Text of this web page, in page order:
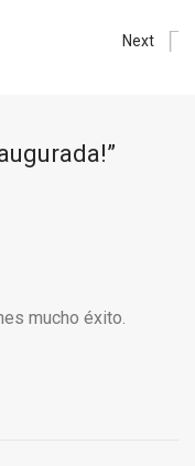
Next
”
mucho éxito.